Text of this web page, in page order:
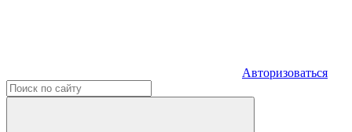
Авторизоваться